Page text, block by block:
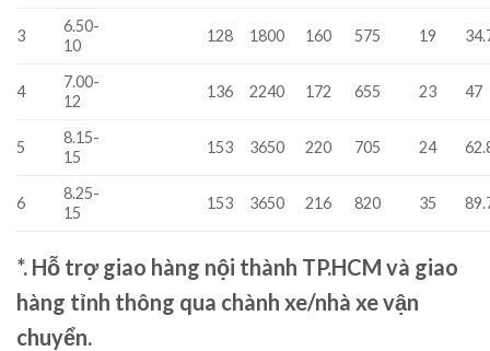
3
6.50-
10
128 1800 160 575 19
4
7.00-
12
136 2240 172 655 23 47
5
8.15-
15
153 3650 220 705 24
6
8.25-
15
153 3650 216 820 35
*. Hỗ trợ giao hàng nội thành TP.HCM và giao
hàng tỉnh thông qua chành xe/nhà xe vận
chuyển.